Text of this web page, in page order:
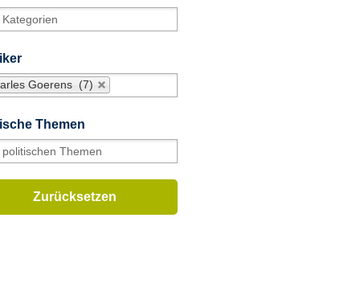
Goerens (7)
Themen